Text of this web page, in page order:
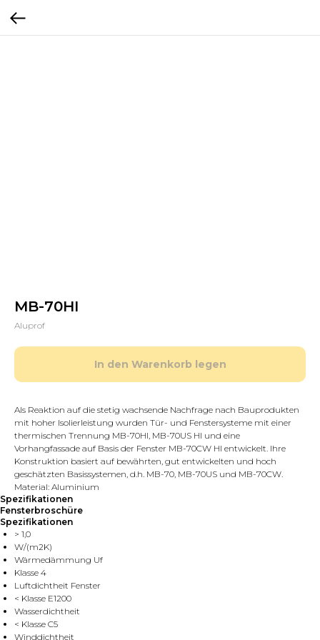
MB-70HI
Aluprof
In den Warenkorb legen
Als Reaktion auf die stetig wachsende Nachfrage nach Bauprodukten
mit hoher Isolierleistung wurden Tür- und Fenstersysteme mit einer
thermischen Trennung MB-70HI, MB-70US HI und eine
Vorhangfassade auf Basis der Fenster MB-70CW HI entwickelt. Ihre
Konstruktion basiert auf bewährten, gut entwickelten und hoch
geschätzten Basissystemen, d.h. MB-70, MB-70US und MB-70CW.
Material: Aluminium
Spezifikationen
Fensterbroschüre
Spezifikationen
> 1,0
W/(m2K)
Wärmedämmung Uf
Klasse 4
Luftdichtheit Fenster
< Klasse E1200
Wasserdichtheit
< Klasse C5
Winddichtheit